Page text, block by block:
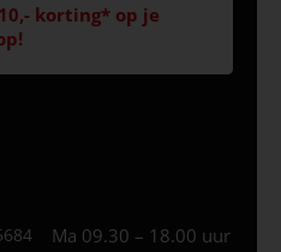
korting* op je
Ma 09.30 – 18.00 uur